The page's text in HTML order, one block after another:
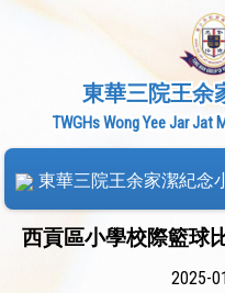
東華三院王余
TWGHs Wong Yee Jar Jat
東華三院王余家潔紀念
西貢區小學校際籃球
2025-